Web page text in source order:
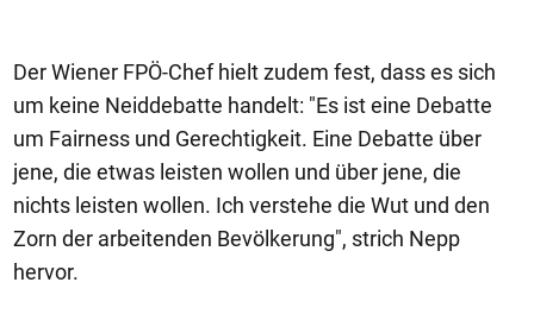
Der Wiener FPÖ-Chef hielt zudem fest, dass es sich
um keine Neiddebatte handelt: "Es ist eine Debatte
um Fairness und Gerechtigkeit. Eine Debatte über
jene, die etwas leisten wollen und über jene, die
nichts leisten wollen. Ich verstehe die Wut und den
Zorn der arbeitenden Bevölkerung", strich Nepp
hervor.